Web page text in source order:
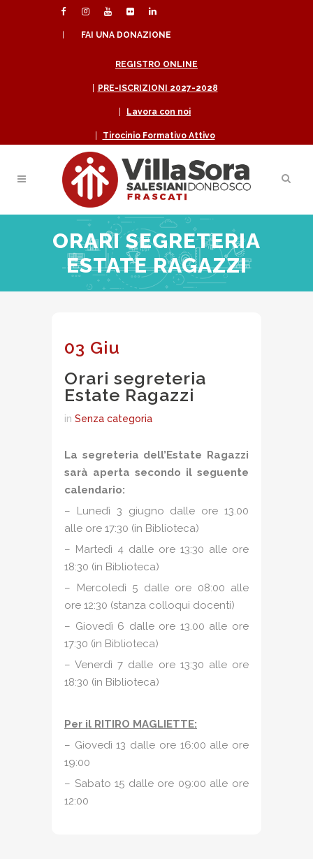
FAI UNA DONAZIONE
REGISTRO ONLINE
PRE-ISCRIZIONI 2027-2028
Lavora con noi
Tirocinio Formativo Attivo
ORARI SEGRETERIA
ESTATE RAGAZZI
03 Giu
Orari segreteria
Estate Ragazzi
in Senza categoria
La segreteria dell’Estate Ragazzi
sarà aperta secondo il seguente
calendario:
– Lunedì 3 giugno dalle ore 13.00
alle ore 17:30 (in Biblioteca)
– Martedì 4 dalle ore 13:30 alle ore
18:30 (in Biblioteca)
– Mercoledì 5 dalle ore 08:00 alle
ore 12:30 (stanza colloqui docenti)
– Giovedì 6 dalle ore 13.00 alle ore
17:30 (in Biblioteca)
– Venerdì 7 dalle ore 13:30 alle ore
18:30 (in Biblioteca)
Per il RITIRO MAGLIETTE:
– Giovedì 13 dalle ore 16:00 alle ore
19:00
– Sabato 15 dalle ore 09:00 alle ore
12:00